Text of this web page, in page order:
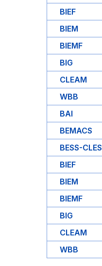
BIEF
BIEM
BIEMF
BIG
CLEAM
WBB
BAI
BEMACS
BESS-CLES
BIEF
BIEM
BIEMF
BIG
CLEAM
WBB